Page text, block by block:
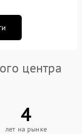
центра
4
лет на рынке